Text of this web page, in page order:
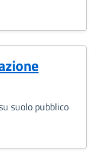
suolo pubblico